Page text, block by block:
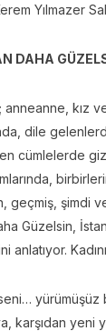
Yılmazer
DAHA
anneanne, kız
dile
cümlelerde
geçmiş, şimdi
Güzelsin,
anlatıyor.
seni…
karşıdan yeni